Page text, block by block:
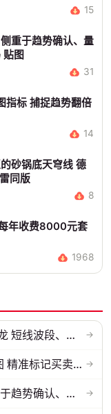
15
重于趋势确认、量
图
31
指标 捕捉趋势翻倍
14
砂锅底天穹线 德
同版
8
年收费8000元套
1968
【游资操盘至尊版】多模式共振擒龙 短线波段、低位抄底、游资启动行情量... →
通达信〖鹰眼AI+九天揽月〗主副图 精准标记买卖拐点 九维因子共振过滤杂... →
通达信〖量化加仓〗副图指标 侧重于趋势确认、量能配合与高低位反转信号... →